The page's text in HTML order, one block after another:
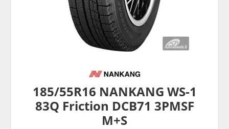
185/55R16 NANKANG WS-1
83Q Friction DCB71 3PMSF
M+S